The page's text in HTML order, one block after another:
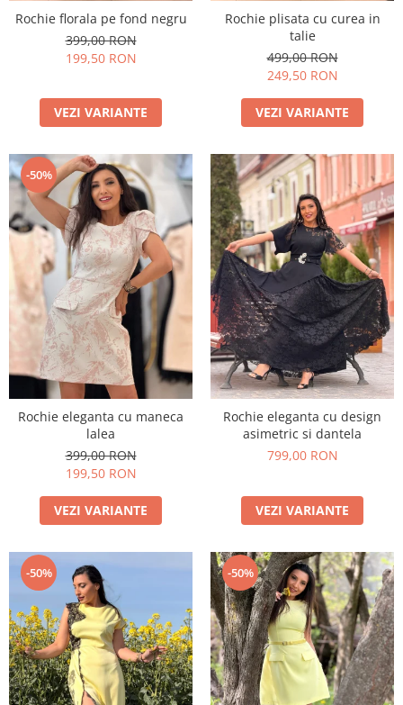
Rochie florala pe fond negru
399,00 RON
199,50 RON
VEZI VARIANTE
Rochie plisata cu curea in
talie
499,00 RON
249,50 RON
VEZI VARIANTE
-50%
Rochie eleganta cu maneca
lalea
399,00 RON
199,50 RON
VEZI VARIANTE
Rochie eleganta cu design
asimetric si dantela
799,00 RON
VEZI VARIANTE
-50% -50%